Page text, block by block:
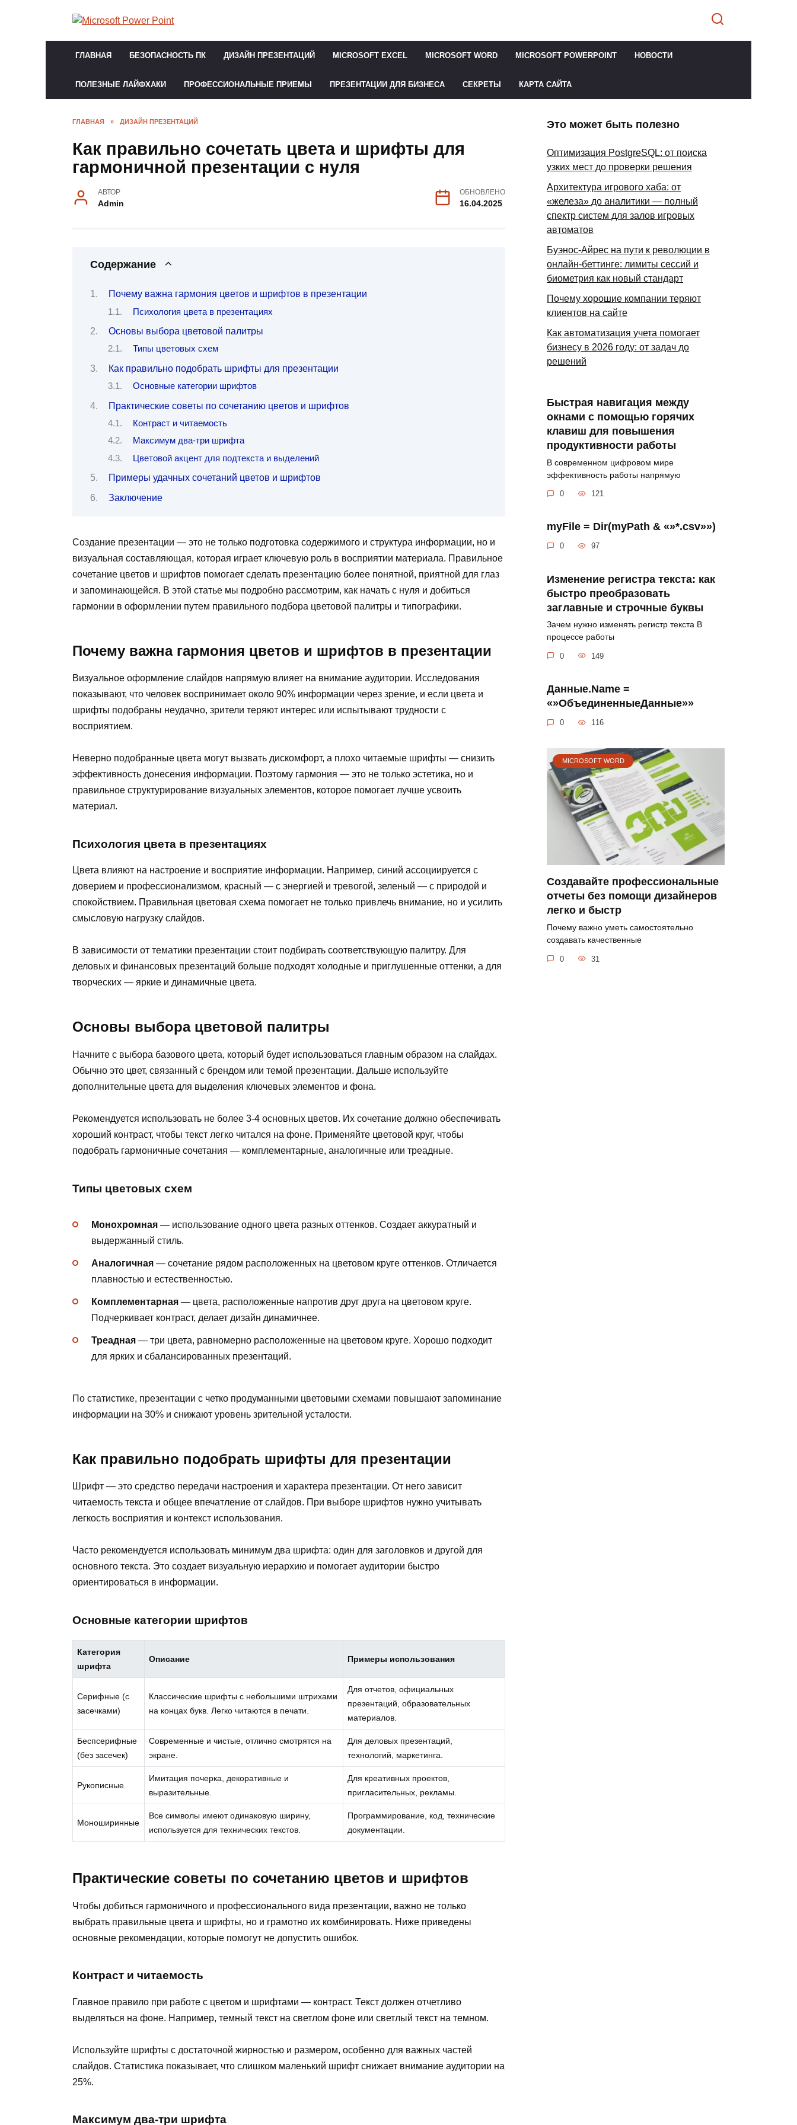
ГЛАВНАЯ БЕЗОПАСНОСТЬ ПК ДИЗАЙН ПРЕЗЕНТАЦИЙ MICROSOFT EXCEL MICROSOFT WORD MICROSOFT POWERPOINT НОВОСТИ
ПОЛЕЗНЫЕ ЛАЙФХАКИ ПРОФЕССИОНАЛЬНЫЕ ПРИЕМЫ ПРЕЗЕНТАЦИИ ДЛЯ БИЗНЕСА СЕКРЕТЫ КАРТА САЙТА
ГЛАВНАЯ » ДИЗАЙН ПРЕЗЕНТАЦИЙ
Как правильно сочетать цвета и шрифты для
гармоничной презентации с нуля
АВТОР
Admin
ОБНОВЛЕНО
16.04.2025
Содержание
Почему важна гармония цветов и шрифтов в презентации
Психология цвета в презентациях
Основы выбора цветовой палитры
Типы цветовых схем
Как правильно подобрать шрифты для презентации
Основные категории шрифтов
Практические советы по сочетанию цветов и шрифтов
Контраст и читаемость
Максимум два-три шрифта
Цветовой акцент для подтекста и выделений
Примеры удачных сочетаний цветов и шрифтов
Заключение
Создание презентации — это не только подготовка содержимого и структура информации, но и
визуальная составляющая, которая играет ключевую роль в восприятии материала. Правильное
сочетание цветов и шрифтов помогает сделать презентацию более понятной, приятной для глаз
и запоминающейся. В этой статье мы подробно рассмотрим, как начать с нуля и добиться
гармонии в оформлении путем правильного подбора цветовой палитры и типографики.
Почему важна гармония цветов и шрифтов в презентации
Визуальное оформление слайдов напрямую влияет на внимание аудитории. Исследования
показывают, что человек воспринимает около 90% информации через зрение, и если цвета и
шрифты подобраны неудачно, зрители теряют интерес или испытывают трудности с
восприятием.
Неверно подобранные цвета могут вызвать дискомфорт, а плохо читаемые шрифты — снизить
эффективность донесения информации. Поэтому гармония — это не только эстетика, но и
правильное структурирование визуальных элементов, которое помогает лучше усвоить
материал.
Психология цвета в презентациях
Цвета влияют на настроение и восприятие информации. Например, синий ассоциируется с
доверием и профессионализмом, красный — с энергией и тревогой, зеленый — с природой и
спокойствием. Правильная цветовая схема помогает не только привлечь внимание, но и усилить
смысловую нагрузку слайдов.
В зависимости от тематики презентации стоит подбирать соответствующую палитру. Для
деловых и финансовых презентаций больше подходят холодные и приглушенные оттенки, а для
творческих — яркие и динамичные цвета.
Основы выбора цветовой палитры
Начните с выбора базового цвета, который будет использоваться главным образом на слайдах.
Обычно это цвет, связанный с брендом или темой презентации. Дальше используйте
дополнительные цвета для выделения ключевых элементов и фона.
Рекомендуется использовать не более 3-4 основных цветов. Их сочетание должно обеспечивать
хороший контраст, чтобы текст легко читался на фоне. Применяйте цветовой круг, чтобы
подобрать гармоничные сочетания — комплементарные, аналогичные или треадные.
Типы цветовых схем
Монохромная — использование одного цвета разных оттенков. Создает аккуратный и
выдержанный стиль.
Аналогичная — сочетание рядом расположенных на цветовом круге оттенков. Отличается
плавностью и естественностью.
Комплементарная — цвета, расположенные напротив друг друга на цветовом круге.
Подчеркивает контраст, делает дизайн динамичнее.
Треадная — три цвета, равномерно расположенные на цветовом круге. Хорошо подходит
для ярких и сбалансированных презентаций.
По статистике, презентации с четко продуманными цветовыми схемами повышают запоминание
информации на 30% и снижают уровень зрительной усталости.
Как правильно подобрать шрифты для презентации
Шрифт — это средство передачи настроения и характера презентации. От него зависит
читаемость текста и общее впечатление от слайдов. При выборе шрифтов нужно учитывать
легкость восприятия и контекст использования.
Часто рекомендуется использовать минимум два шрифта: один для заголовков и другой для
основного текста. Это создает визуальную иерархию и помогает аудитории быстро
ориентироваться в информации.
Основные категории шрифтов
Категория
шрифта
Описание Примеры использования
Серифные (с
засечками)
Классические шрифты с небольшими штрихами
на концах букв. Легко читаются в печати.
Для отчетов, официальных
презентаций, образовательных
материалов.
Беспсерифные
(без засечек)
Современные и чистые, отлично смотрятся на
экране.
Для деловых презентаций,
технологий, маркетинга.
Рукописные
Имитация почерка, декоративные и
выразительные.
Для креативных проектов,
пригласительных, рекламы.
Моноширинные
Все символы имеют одинаковую ширину,
используется для технических текстов.
Программирование, код, технические
документации.
Практические советы по сочетанию цветов и шрифтов
Чтобы добиться гармоничного и профессионального вида презентации, важно не только
выбрать правильные цвета и шрифты, но и грамотно их комбинировать. Ниже приведены
основные рекомендации, которые помогут не допустить ошибок.
Контраст и читаемость
Главное правило при работе с цветом и шрифтами — контраст. Текст должен отчетливо
выделяться на фоне. Например, темный текст на светлом фоне или светлый текст на темном.
Используйте шрифты с достаточной жирностью и размером, особенно для важных частей
слайдов. Статистика показывает, что слишком маленький шрифт снижает внимание аудитории на
25%.
Максимум два-три шрифта
Это может быть полезно
Оптимизация PostgreSQL: от поиска
узких мест до проверки решения
Архитектура игрового хаба: от
«железа» до аналитики — полный
спектр систем для залов игровых
автоматов
Буэнос-Айрес на пути к революции в
онлайн-беттинге: лимиты сессий и
биометрия как новый стандарт
Почему хорошие компании теряют
клиентов на сайте
Как автоматизация учета помогает
бизнесу в 2026 году: от задач до
решений
Быстрая навигация между
окнами с помощью горячих
клавиш для повышения
продуктивности работы
В современном цифровом мире
эффективность работы напрямую
0 121
myFile = Dir(myPath & «»*.csv»»)
0 97
Изменение регистра текста: как
быстро преобразовать
заглавные и строчные буквы
Зачем нужно изменять регистр текста В
процессе работы
0 149
Данные.Name =
«»ОбъединенныеДанные»»
0 116
MICROSOFT WORD
Создавайте профессиональные
отчеты без помощи дизайнеров
легко и быстр
Почему важно уметь самостоятельно
создавать качественные
0 31